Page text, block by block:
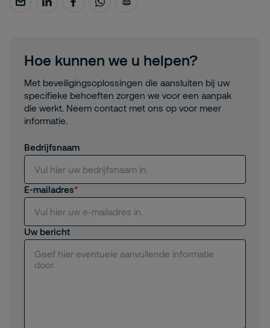
Hoe kunnen we u helpen?
Met beveiligingsoplossingen die aansluiten bij uw
specifieke behoeften zorgen we voor een aanpak
die werkt. Neem contact met ons op voor meer
informatie.
Bedrijfsnaam
E-mailadres
Uw bericht